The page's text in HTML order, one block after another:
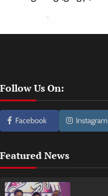
Follow Us On:
Facebook Instagram
Featured News